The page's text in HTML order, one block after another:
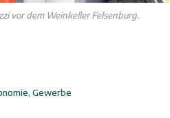
vor dem Weinkeller Felsenburg.
, Gewerbe